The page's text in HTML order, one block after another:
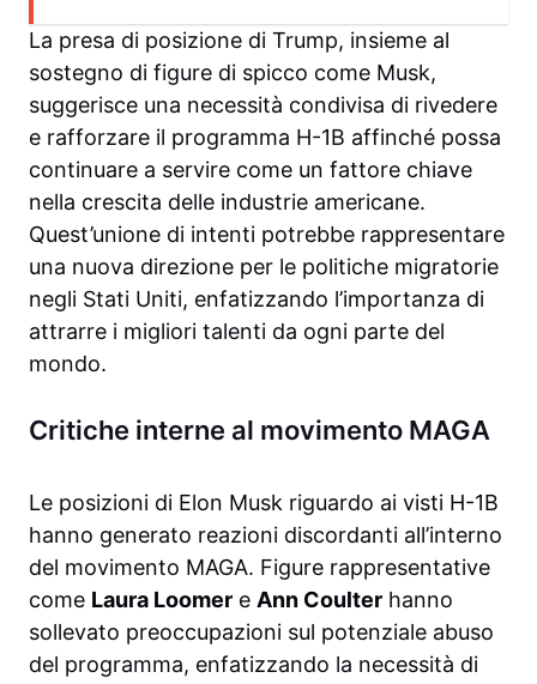
La presa di posizione di Trump, insieme al
sostegno di figure di spicco come Musk,
suggerisce una necessità condivisa di rivedere
e rafforzare il programma H-1B affinché possa
continuare a servire come un fattore chiave
nella crescita delle industrie americane.
Quest’unione di intenti potrebbe rappresentare
una nuova direzione per le politiche migratorie
negli Stati Uniti, enfatizzando l’importanza di
attrarre i migliori talenti da ogni parte del
mondo.
Critiche interne al movimento MAGA
Le posizioni di Elon Musk riguardo ai visti H-1B
hanno generato reazioni discordanti all’interno
del movimento MAGA. Figure rappresentative
come Laura Loomer e Ann Coulter hanno
sollevato preoccupazioni sul potenziale abuso
del programma, enfatizzando la necessità di